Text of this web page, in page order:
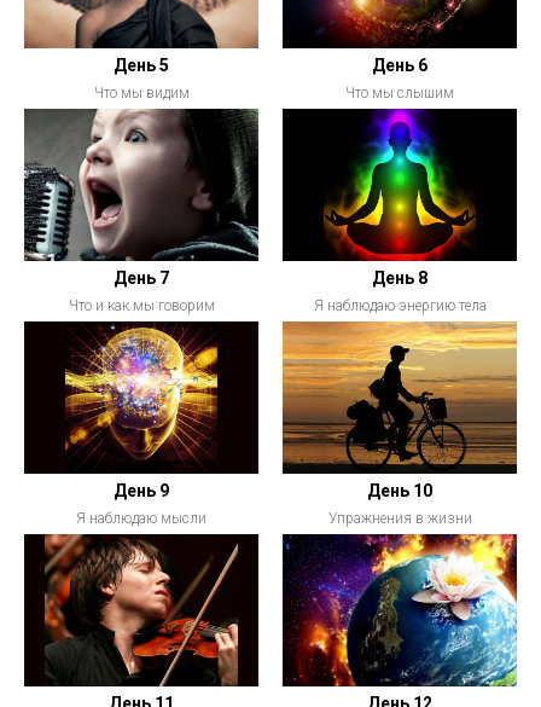
День 5
Что мы видим
День 6
Что мы слышим
День 7
Что и как мы говорим
День 8
Я наблюдаю энергию тела
День 9
Я наблюдаю мысли
День 10
Упражнения в жизни